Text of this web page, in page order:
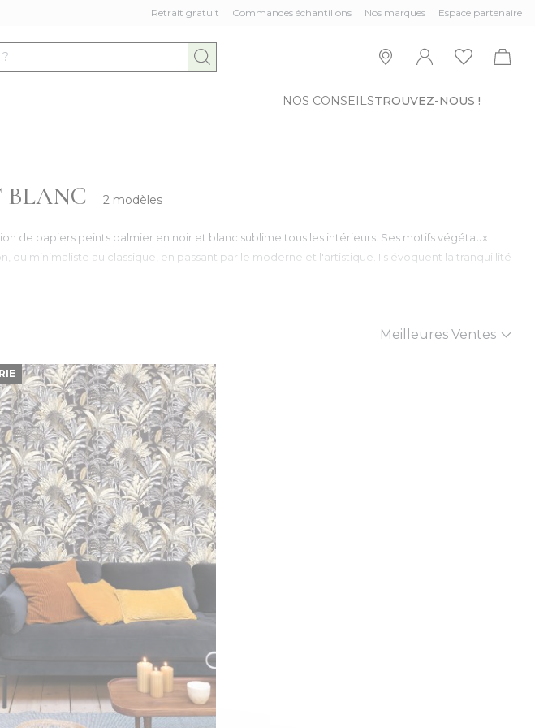
Retrait gratuit Commandes échantillons Nos marques Espace partenaire
NOS CONSEILSTROUVEZ-NOUS !
BLANC 2 modèles
de papiers peints palmier en noir et blanc sublime tous les intérieurs. Ses motifs végétaux
minimaliste au classique, en passant par le moderne et l'artistique. Ils évoquent la tranquillité
Trier par